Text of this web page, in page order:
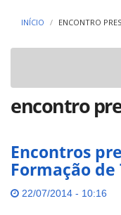
INÍCIO ENCONTRO
encontro
Encontros
Formação
22/07/2014 - 10:16